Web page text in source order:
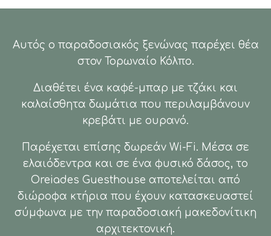
Αυτός ο παραδοσιακός ξενώνας παρέχει θέα
στον Τορωναίο Κόλπο.
Διαθέτει ένα καφέ-μπαρ με τζάκι και
καλαίσθητα δωμάτια που περιλαμβάνουν
κρεβάτι με ουρανό.
Παρέχεται επίσης δωρεάν Wi-Fi. Μέσα σε
ελαιόδεντρα και σε ένα φυσικό δάσος, το
Oreiades Guesthouse αποτελείται από
διώροφα κτήρια που έχουν κατασκευαστεί
σύμφωνα με την παραδοσιακή μακεδονίτικη
αρχιτεκτονική.